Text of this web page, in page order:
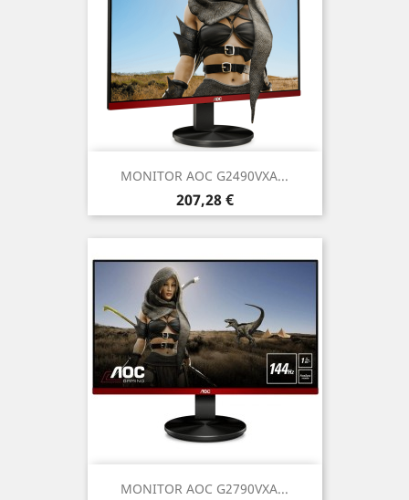
MONITOR AOC G2490VXA...
Prezzo
207,28 €
MONITOR AOC G2790VXA...